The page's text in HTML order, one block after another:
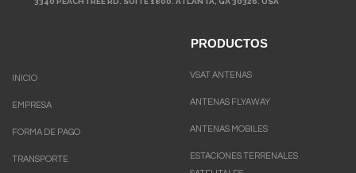
INICIO
EMPRESA
FORMA DE PAGO
TRANSPORTE
PRODUCTOS
VSAT ANTENAS
ANTENAS FLYAWAY
ANTENAS MOBILES
ESTACIONES TERRENALES